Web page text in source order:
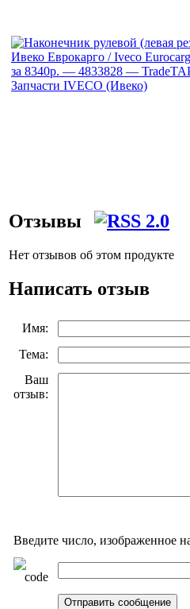
Отзывы
Нет отзывов об этом продукте
Написать отзыв
Имя:
Тема:
Ваш
отзыв:
Введите число, изображенное